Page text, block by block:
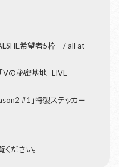
希望者5枠 / all at
Vの秘密基地 -LIVE-
#1」特製ステッカー
ください。